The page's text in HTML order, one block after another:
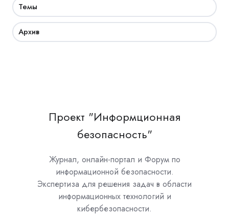
Темы
Архив
Проект "Информционная
безопасность"
Журнал, онлайн-портал и Форум по
информационной безопасности.
Экспертиза для решения задач в области
информационных технологий и
кибербезопасности.